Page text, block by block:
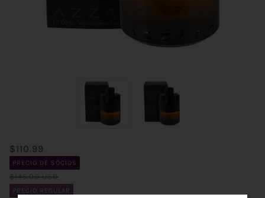
$110.99
PRECIO DE SOCIOS
$145.00 USD
PRECIO REGULAR